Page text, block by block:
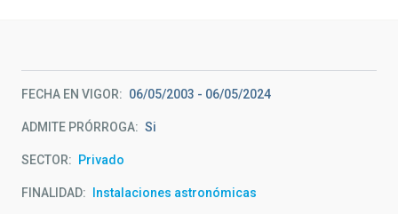
FECHA EN VIGOR 06/05/2003 - 06/05/2024
ADMITE PRÓRROGA Si
SECTOR Privado
FINALIDAD Instalaciones astronómicas